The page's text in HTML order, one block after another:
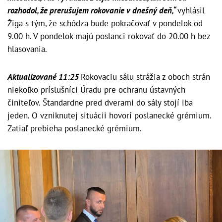
rozhodol, že prerušujem rokovanie v dnešný deň,“vyhlásil
Žiga s tým, že schôdza bude pokračovať v pondelok od
9.00 h. V pondelok majú poslanci rokovať do 20.00 h bez
hlasovania.
Aktualizované 11:25 Rokovaciu sálu strážia z oboch strán
niekoľko príslušníci Úradu pre ochranu ústavných
činiteľov. Štandardne pred dverami do sály stojí iba
jeden. O vzniknutej situácii hovorí poslanecké grémium.
Zatiaľ prebieha poslanecké grémium.